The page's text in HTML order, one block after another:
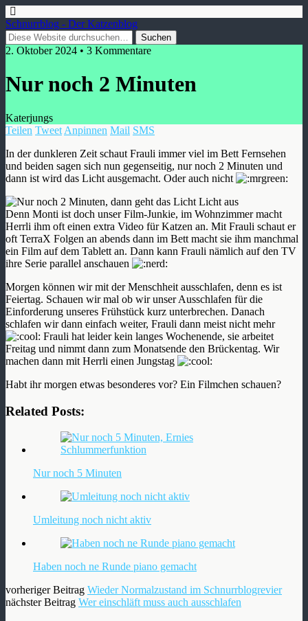
Schnurrblog - Der Katzenblog
2. Oktober 2024 • 3 Kommentare
Nur noch 2 Minuten
Katerjungs
Teilen Tweet Anpinnen Mail SMS
In der dunkleren Zeit schaut Frauli immer viel im Bett Fernsehen
und beiden sagen sich nun gegenseitig, nur noch 2 Minuten und
dann ist wird das Licht ausgemacht. Oder auch nicht
Denn Monti ist doch unser Film-Junkie, im Wohnzimmer macht
Herrli ihm oft einen extra Video für Katzen an. Mit Frauli schaut er
oft TerraX Folgen an abends dann im Bett macht sie ihm manchmal
ein Film auf dem Tablett an. Dann kann Frauli nämlich auf den TV
ihre Serie parallel anschauen
Morgen können wir mit der Menschheit ausschlafen, denn es ist
Feiertag. Schauen wir mal ob wir unser Ausschlafen für die
Einforderung unseres Frühstück kurz unterbrechen. Danach
schlafen wir dann einfach weiter, Frauli dann meist nicht mehr
Frauli hat leider kein langes Wochenende, sie arbeitet
Freitag und nimmt dann zum Monatsende den Brückentag. Wir
machen dann mit Herrli einen Jungstag
Habt ihr morgen etwas besonderes vor? Ein Filmchen schauen?
Related Posts:
Nur noch 5 Minuten
Umleitung noch nicht aktiv
Haben noch ne Runde piano gemacht
vorheriger Beitrag Wieder Normalzustand im Schnurrblogrevier
nächster Beitrag Wer einschläft muss auch ausschlafen